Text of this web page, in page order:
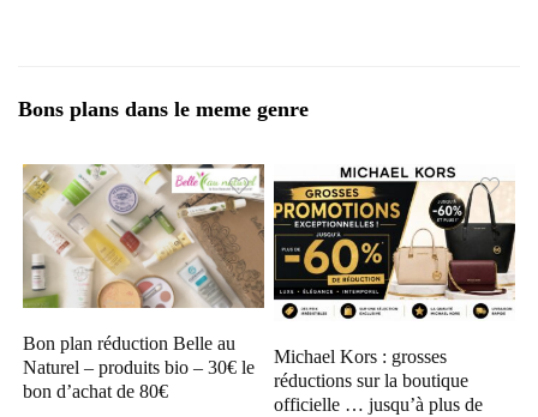
Bons plans dans le meme genre
Bon plan réduction Belle au
Naturel – produits bio – 30€ le
bon d’achat de 80€
Michael Kors : grosses
réductions sur la boutique
officielle … jusqu’à plus de